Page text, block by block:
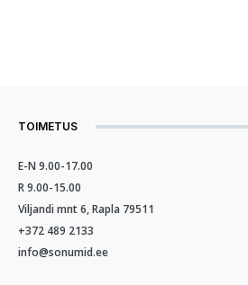
TOIMETUS
E-N 9.00-17.00
R 9.00-15.00
Viljandi mnt 6, Rapla 79511
+372 489 2133
info@sonumid.ee